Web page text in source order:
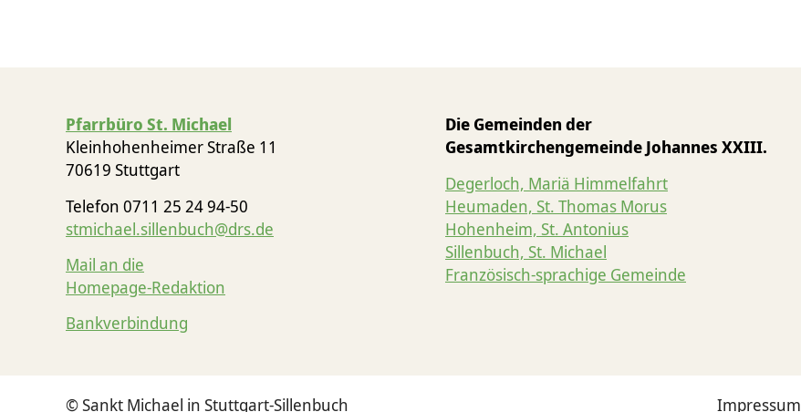
Pfarrbüro St. Michael
Kleinhohenheimer Straße 11
70619 Stuttgart
Telefon 0711 25 24 94-50
stmichael.sillenbuch@drs.de
Mail an die
Homepage-Redaktion
Bankverbindung
Die Gemeinden der
Gesamtkirchengemeinde Johannes XXIII.
Degerloch, Mariä Himmelfahrt
Heumaden, St. Thomas Morus
Hohenheim, St. Antonius
Sillenbuch, St. Michael
Französisch-sprachige Gemeinde
© Sankt Michael in Stuttgart-Sillenbuch Impressum